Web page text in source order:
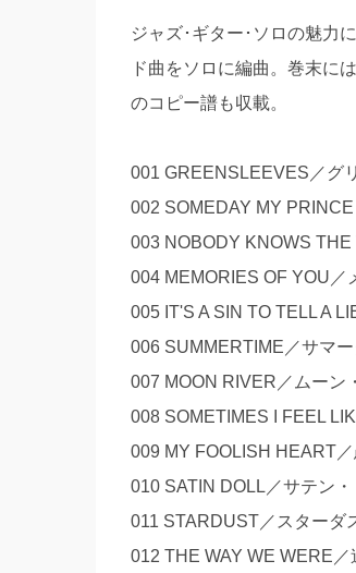
ジャズ･ギター･ソロの魅力
ド曲をソロに編曲。巻末に
のコピー譜も収載。
001 GREENSLEEVES／グ
002 SOMEDAY MY
003 NOBODY KNOWS
004 MEMORIES OF YOU
005 IT'S A SIN TO TELL A
006 SUMMERTIME／サマ
007 MOON RIVER／ムー
008 SOMETIMES I FEEL
009 MY FOOLISH HEART
010 SATIN DOLL／サテン
011 STARDUST／スター
012 THE WAY WE WERE